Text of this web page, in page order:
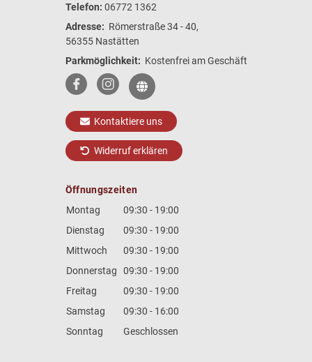
Telefon: 06772 1362
Adresse: Römerstraße 34 - 40,
56355 Nastätten
Parkmöglichkeit: Kostenfrei am Geschäft
Kontaktiere uns
Widerruf erklären
Öffnungszeiten
Montag
09:30 - 19:00
Dienstag
09:30 - 19:00
Mittwoch
09:30 - 19:00
Donnerstag
09:30 - 19:00
Freitag
09:30 - 19:00
Samstag
09:30 - 16:00
Sonntag
Geschlossen